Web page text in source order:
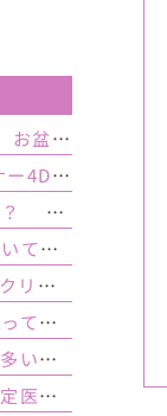
8月１１日（祝）ー１４日（金）お盆休み １５日土曜日から診療しております
2025インプラント歯周病セミナー4DAY行いました
電子タバコも禁煙しなきゃだめ？ インプラント手術前後の喫煙が及ぼす影響とは？
インプラント手術後の食事について｜ 当日の注意点・いつから普通の食事ができる？
歯医者の「PMTC」とはどんなクリーニング？スケーリングとは何が違うの？
あなたの歯みがきのやり方は合っている？ 正しい歯みがき方法と間違った方法
大人の歯が抜けるのって何歳が多い？ 平均年齢と原因について
歯医者の認定医ってなに？ 認定医やインストラクターの資格を持つ歯医者のメリット